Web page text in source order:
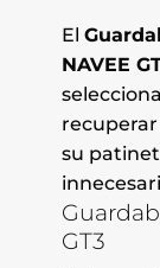
El
NAVEE
su
GT3